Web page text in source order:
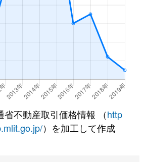
省不動産取引価格情報 （http
）を加工して作成